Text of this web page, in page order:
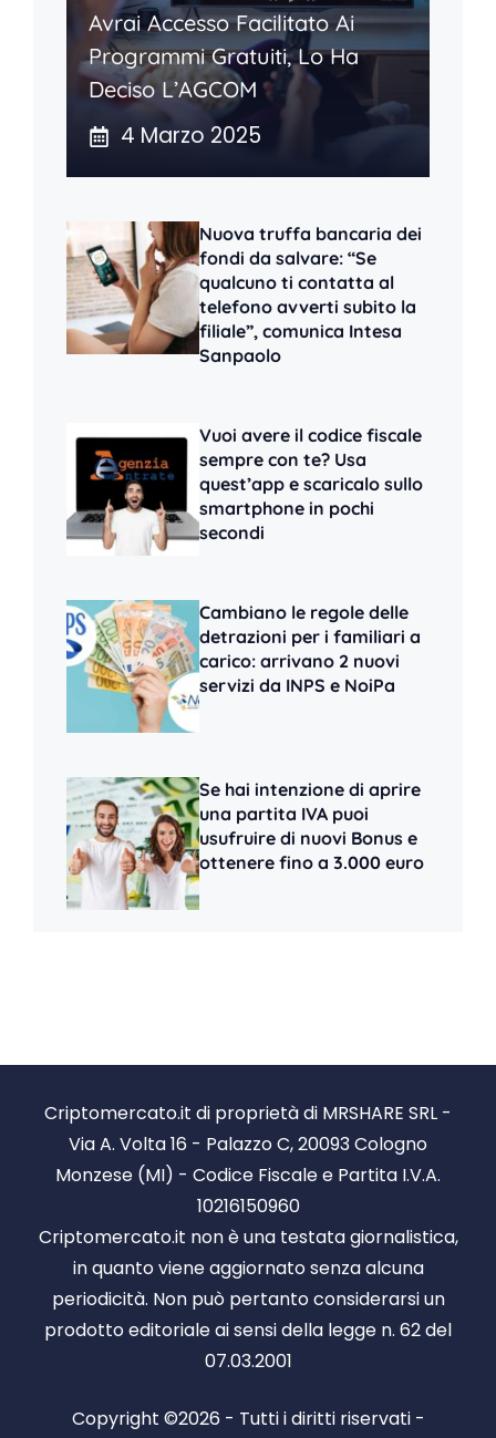
Avrai Accesso Facilitato Ai
Programmi Gratuiti, Lo Ha
Deciso L’AGCOM
4 Marzo 2025
Nuova truffa bancaria dei
fondi da salvare: “Se
qualcuno ti contatta al
telefono avverti subito la
filiale”, comunica Intesa
Sanpaolo
Vuoi avere il codice fiscale
sempre con te? Usa
quest’app e scaricalo sullo
smartphone in pochi
secondi
Cambiano le regole delle
detrazioni per i familiari a
carico: arrivano 2 nuovi
servizi da INPS e NoiPa
Se hai intenzione di aprire
una partita IVA puoi
usufruire di nuovi Bonus e
ottenere fino a 3.000 euro
Criptomercato.it di proprietà di MRSHARE SRL -
Via A. Volta 16 - Palazzo C, 20093 Cologno
Monzese (MI) - Codice Fiscale e Partita I.V.A.
10216150960
Criptomercato.it non è una testata giornalistica,
in quanto viene aggiornato senza alcuna
periodicità. Non può pertanto considerarsi un
prodotto editoriale ai sensi della legge n. 62 del
07.03.2001
Copyright ©2026 - Tutti i diritti riservati -